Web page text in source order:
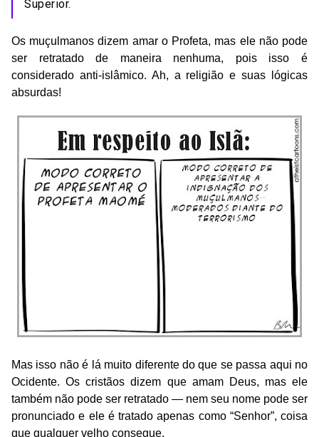
Superior.
Os muçulmanos dizem amar o Profeta, mas ele não pode
ser retratado de maneira nenhuma, pois isso é
considerado anti-islâmico. Ah, a religião e suas lógicas
absurdas!
Mas isso não é lá muito diferente do que se passa aqui no
Ocidente. Os cristãos dizem que amam Deus, mas ele
também não pode ser retratado — nem seu nome pode ser
pronunciado e ele é tratado apenas como “Senhor”, coisa
que qualquer velho consegue.